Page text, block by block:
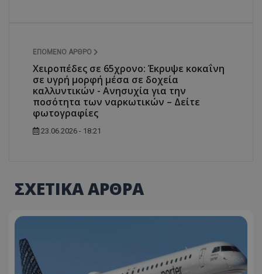
ΕΠΌΜΕΝΟ ΆΡΘΡΟ
Χειροπέδες σε 65χρονο: Έκρυψε κοκαΐνη
σε υγρή μορφή μέσα σε δοχεία
καλλυντικών - Ανησυχία για την
ποσότητα των ναρκωτικών – Δείτε
φωτογραφίες
23.06.2026 - 18:21
ΣΧΕΤΙΚΑ ΑΡΘΡΑ